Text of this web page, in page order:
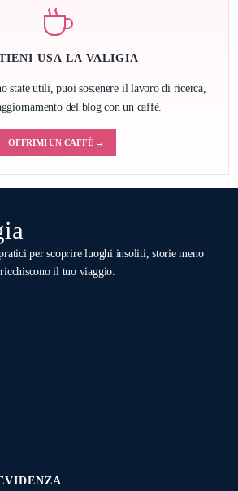
USA LA VALIGIA
state utili, puoi sostenere il lavoro di ricerca,
del blog con un caffè.
OFFRIMI UN CAFFÈ →
per scoprire luoghi insoliti, storie meno
il tuo viaggio.